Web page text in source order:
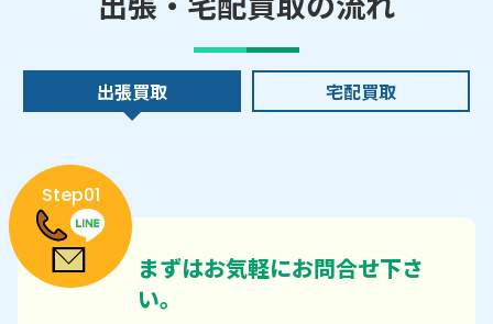
出張買取 宅配買取
Step01
まずはお気軽にお問合せ下さ
い。